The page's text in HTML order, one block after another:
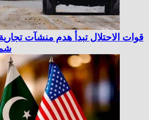
قوات الاحتلال تبدأ هدم منشآت